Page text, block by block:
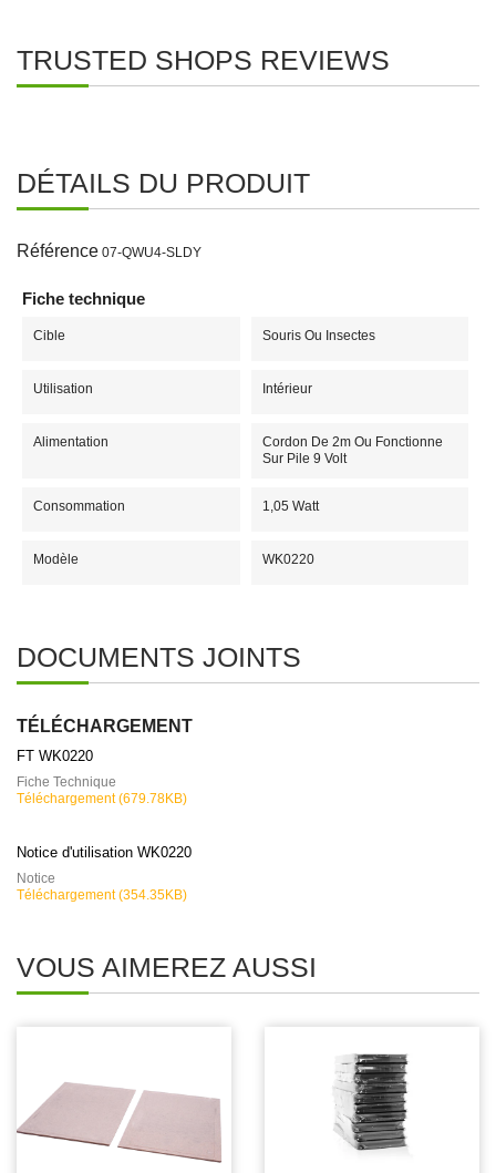
TRUSTED SHOPS REVIEWS
DÉTAILS DU PRODUIT
Référence 07-QWU4-SLDY
Fiche technique
Cible Souris Ou Insectes
Utilisation Intérieur
Alimentation
Cordon De 2m Ou Fonctionne
Sur Pile 9 Volt
Consommation 1,05 Watt
Modèle WK0220
DOCUMENTS JOINTS
TÉLÉCHARGEMENT
FT WK0220
Fiche Technique
Téléchargement (679.78KB)
Notice d'utilisation WK0220
Notice
Téléchargement (354.35KB)
VOUS AIMEREZ AUSSI